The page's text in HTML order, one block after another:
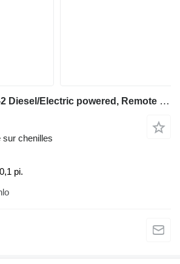
Jekko JF545CDH-2 Diesel/Electric powered, Remote Control
sur chenilles
pi.